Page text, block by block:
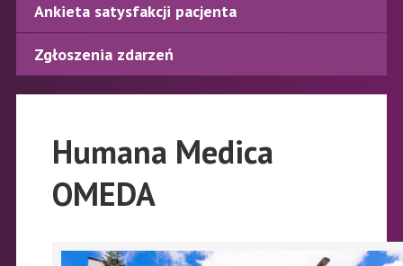
Ankieta satysfakcji pacjenta
Zgłoszenia zdarzeń
Humana Medica
OMEDA